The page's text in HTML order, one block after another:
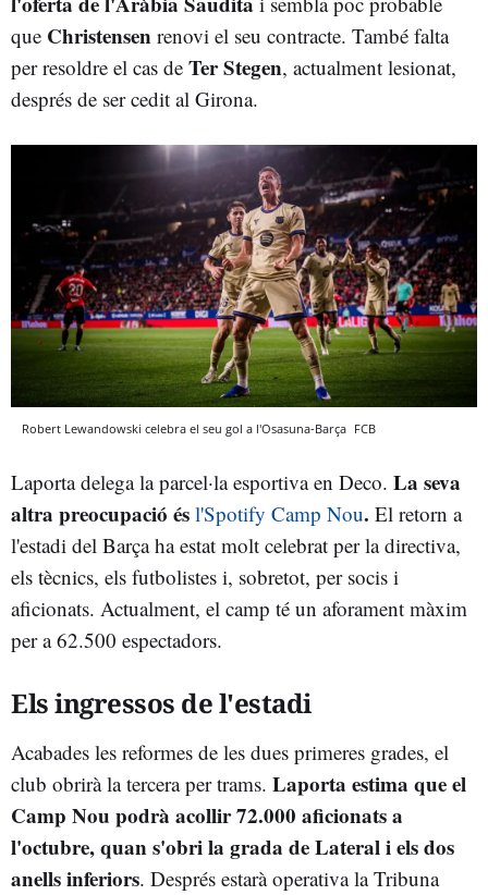
que Christensen renovi el seu contracte. També falta
per resoldre el cas de Ter Stegen, actualment lesionat,
després de ser cedit al Girona.
Robert Lewandowski celebra el seu gol a l'Osasuna-Barça FCB
Laporta delega la parcel·la esportiva en Deco. La seva
altra preocupació és l'Spotify Camp Nou. El retorn a
l'estadi del Barça ha estat molt celebrat per la directiva,
els tècnics, els futbolistes i, sobretot, per socis i
aficionats. Actualment, el camp té un aforament màxim
per a 62.500 espectadors.
Els ingressos de l'estadi
Acabades les reformes de les dues primeres grades, el
club obrirà la tercera per trams. Laporta estima que el
Camp Nou podrà acollir 72.000 aficionats a
l'octubre, quan s'obri la grada de Lateral i els dos
anells inferiors. Després estarà operativa la Tribuna